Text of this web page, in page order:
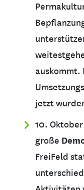
auskommt.
jetzt
10.
große
FreiFeld